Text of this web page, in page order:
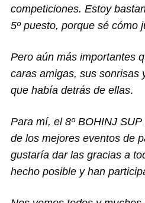
competiciones. Estoy
5º puesto, porque sé cómo
Pero aún más importantes
caras amigas, sus sonrisas
que había detrás de ellas.
Para mí, el 8º BOHINJ
de los mejores eventos de
gustaría dar las gracias a
hecho posible y han